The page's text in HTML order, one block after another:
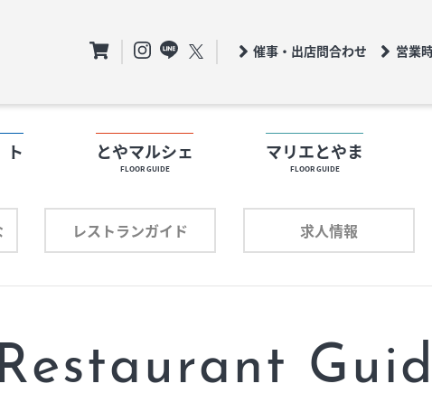
催事・出店問合わせ 営業
とやマルシェ
FLOOR GUIDE
マリエとやま
FLOOR GUIDE
レストランガイド 求人情報
フロアガイド フロアガイド
レストランガイド 求人情報
Restaurant